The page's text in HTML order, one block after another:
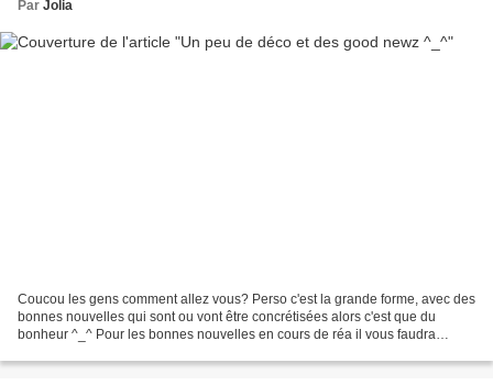
Par Jolia
Coucou les gens comment allez vous? Perso c'est la grande forme, avec des
bonnes nouvelles qui sont ou vont être concrétisées alors c'est que du
bonheur ^_^ Pour les bonnes nouvelles en cours de réa il vous faudra